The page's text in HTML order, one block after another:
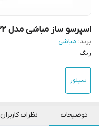
اسپرسو ساز مباشی مدل ME-ECM 2032
برند: مباشی
رنگ
سیلور
توضیحات نظرات کاربران